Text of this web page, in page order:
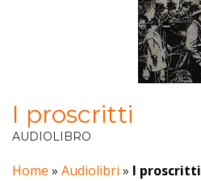
I proscritti
AUDIOLIBRO
Home » Audiolibri » I proscritti